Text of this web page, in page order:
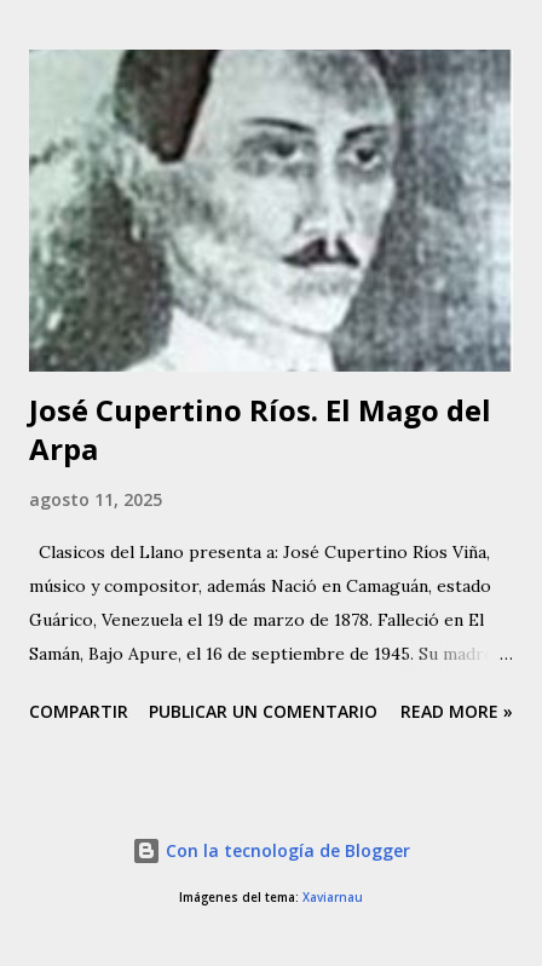
inclinación artística. Tania canta desde los 5 años de edad,
cuando debutó en el programa de Buck Rogers, que
auspiciaba el diario “EL NACIONAL”, en Radio Caracas –
Canal 2. Allí se dio a conocer y luego hizo presentaciones
en el Coney Island y en otros programas de corte infantil.
Tania comenzó a perfeccionar su voz. Empezó a tomar
clases de canto y piano, haciéndose acompañar en sus
siguientes presentaciones por los conjuntos de Inocente
Bello y Manuel Delgado. A...
José Cupertino Ríos. El Mago del
Arpa
agosto 11, 2025
Clasicos del Llano presenta a: José Cupertino Ríos Viña,
músico y compositor, además Nació en Camaguán, estado
Guárico, Venezuela el 19 de marzo de 1878. Falleció en El
Samán, Bajo Apure, el 16 de septiembre de 1945. Su madre
Maluenga, quien era oriundo de Parapara de Ortíz. Tuvo
región del Bajo Apure cuando José Cupertino era aún muy
joven. Allí recibió clases de música de Don Cayetano Silva,
COMPARTIR PUBLICAR UN COMENTARIO READ MORE »
Con la tecnología de Blogger
Imágenes del tema: Xaviarnau